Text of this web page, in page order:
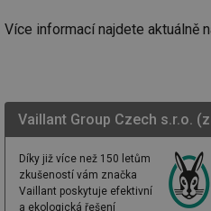
Více informací najdete aktuálně
Vaillant Group Czech s.r.o.
Díky již více než 150 letům
zkušeností vám značka
Vaillant poskytuje efektivní
a ekologická řešení